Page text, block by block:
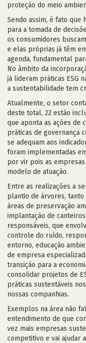
proteção do meio
Sendo assim, é fato que
para a tomada de
os consumidores
e elas próprias já têm
agenda, fundamental
No âmbito da
já lideram práticas ESG
a sustentabilidade tem
Atualmente, o setor
deste total, 22 estão
que aponta as ações de
práticas de governança
se adequam aos
foram implementadas
por vir pois as
modelo de atuação.
Entre as realizações a
plantio de árvores,
áreas de preservação
implantação de
responsáveis, que
controle do ruído,
entorno, educação
de empresa
transição para a
consolidar projetos de
práticas sustentáveis
nossas companhias.
Exemplos na área não
entendimento de que
vez mais empresas
competitivo e vai ajudar